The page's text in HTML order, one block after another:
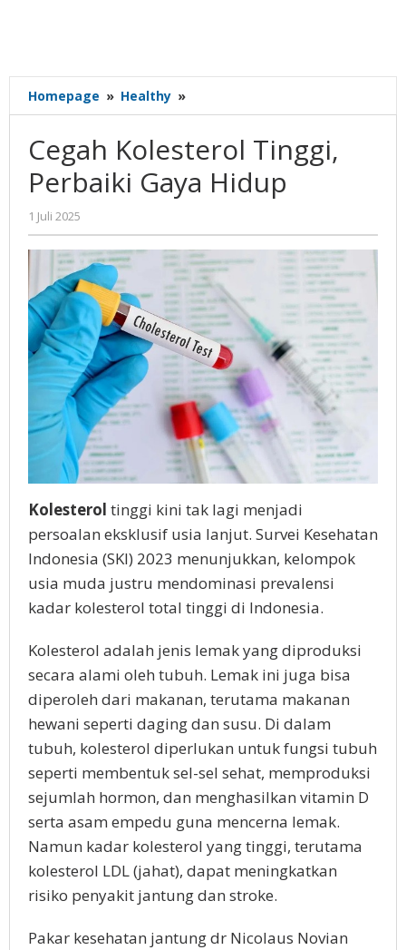
Homepage » Healthy »
Kolesterol
Perbaiki
Gaya
Hidup
Cegah Kolesterol Tinggi,
Perbaiki Gaya Hidup
1 Juli 2025
Gatot
Susanto
Kolesterol tinggi kini tak lagi menjadi
persoalan eksklusif usia lanjut. Survei Kesehatan
Indonesia (SKI) 2023 menunjukkan, kelompok
usia muda justru mendominasi prevalensi
kadar kolesterol total tinggi di Indonesia.
Kolesterol adalah jenis lemak yang diproduksi
secara alami oleh tubuh. Lemak ini juga bisa
diperoleh dari makanan, terutama makanan
hewani seperti daging dan susu. Di dalam
tubuh, kolesterol diperlukan untuk fungsi tubuh
seperti membentuk sel-sel sehat, memproduksi
sejumlah hormon, dan menghasilkan vitamin D
serta asam empedu guna mencerna lemak.
Namun kadar kolesterol yang tinggi, terutama
kolesterol LDL (jahat), dapat meningkatkan
risiko penyakit jantung dan stroke.
Pakar kesehatan jantung dr Nicolaus Novian